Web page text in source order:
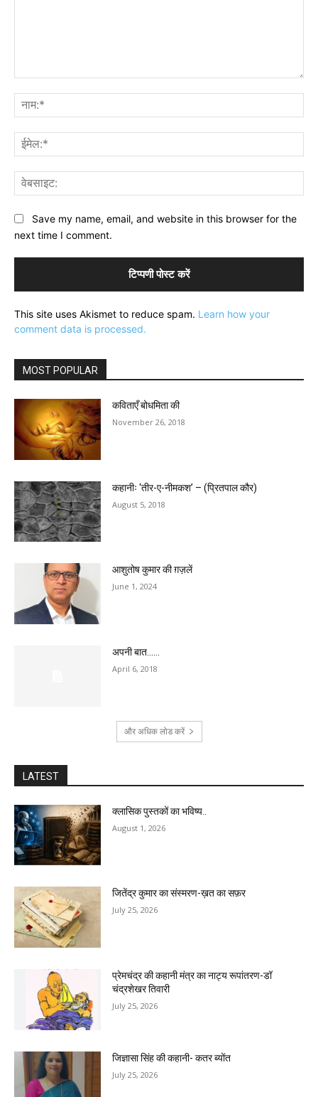
Save my name, email, and website in this browser for the
next time I comment.
This site uses Akismet to reduce spam. Learn how your
comment data is processed.
MOST POPULAR
कविताएँ बोधमिता की
November 26, 2018
कहानीः ‘तीर-ए-नीमकश’ – (प्रितपाल कौर)
August 5, 2018
आशुतोष कुमार की ग़ज़लें
June 1, 2024
अपनी बात……
April 6, 2018
और अधिक लोड करें
LATEST
क्लासिक पुस्तकों का भविष्य..
August 1, 2026
जितेंद्र कुमार का संस्मरण-ख़त का सफ़र
July 25, 2026
प्रेमचंद्र की कहानी मंत्र का नाट्य रूपांतरण-डॉ
चंद्रशेखर तिवारी
July 25, 2026
जिज्ञासा सिंह की कहानी- कतर ब्योंत
July 25, 2026